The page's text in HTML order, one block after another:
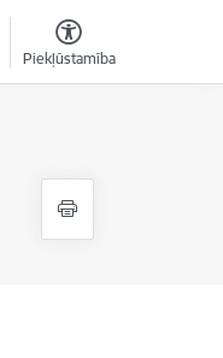
Piekļūstamība